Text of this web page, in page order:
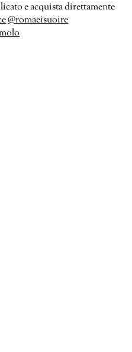
e acquista direttamente
@romaeisuoire